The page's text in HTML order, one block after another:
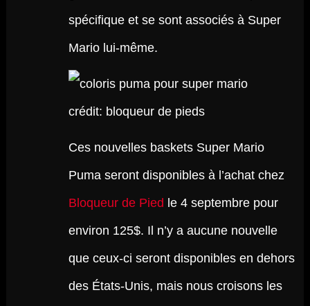
spécifique et se sont associés à Super
Mario lui-même.
crédit: bloqueur de pieds
Ces nouvelles baskets Super Mario
Puma seront disponibles à l’achat chez
Bloqueur de Pied le 4 septembre pour
environ 125$. Il n’y a aucune nouvelle
que ceux-ci seront disponibles en dehors
des États-Unis, mais nous croisons les